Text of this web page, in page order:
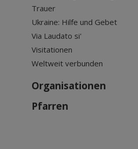
Trauer
Ukraine: Hilfe und Gebet
Via Laudato si'
Visitationen
Weltweit verbunden
Organisationen
Pfarren